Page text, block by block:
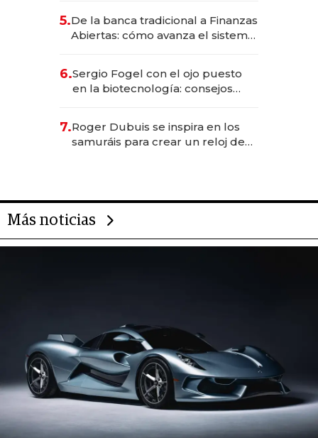
5.De la banca tradicional a Finanzas
Abiertas: cómo avanza el sistema
6.Sergio Fogel con el ojo puesto
en la biotecnología: consejos
rol de la IA
7.Roger Dubuis se inspira en los
samuráis para crear un reloj de
Más noticias